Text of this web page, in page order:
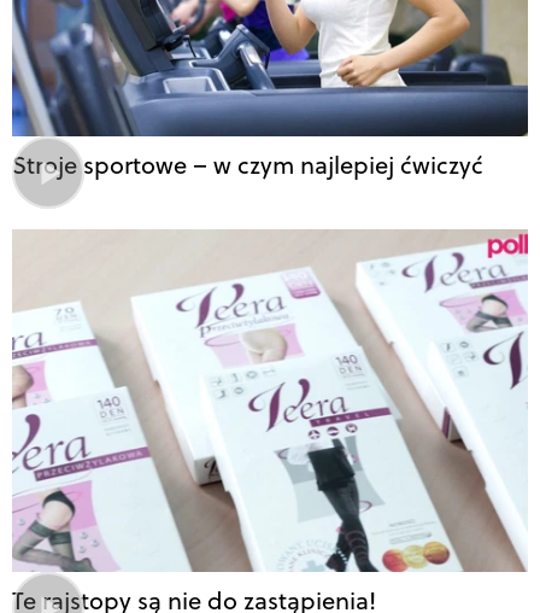
Stroje sportowe – w czym najlepiej ćwiczyć
Te rajstopy są nie do zastąpienia!